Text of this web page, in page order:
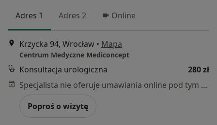
Adres 1 Adres 2 Online
Krzycka 94, Wrocław • Mapa
Centrum Medyczne Mediconcept
Konsultacja urologiczna
280 zł
Specjalista nie oferuje umawiania online pod tym adresem.
Poproś o wizytę